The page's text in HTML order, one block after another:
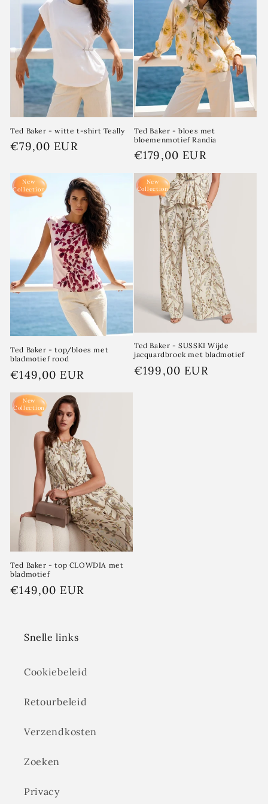
:
Ted Baker - witte t-shirt Teally
Normale
€79,00 EUR
Ted Baker - bloes met
bloemenmotief Randia
Normale
prijs
€179,00 EUR
New
Collection
Ted Baker - top/bloes met
bladmotief rood
Normale
prijs
€149,00 EUR
New
Collection
Ted Baker - SUSSKI Wijde
jacquardbroek met bladmotief
Normale
€199,00 EUR
New
Collection
Ted Baker - top CLOWDIA met
bladmotief
Normale
€149,00 EUR
Snelle links
Cookiebeleid
Retourbeleid
Verzendkosten
Zoeken
Privacy